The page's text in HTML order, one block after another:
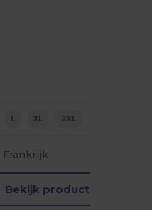
L XL 2XL
Frankrijk
Bekijk product